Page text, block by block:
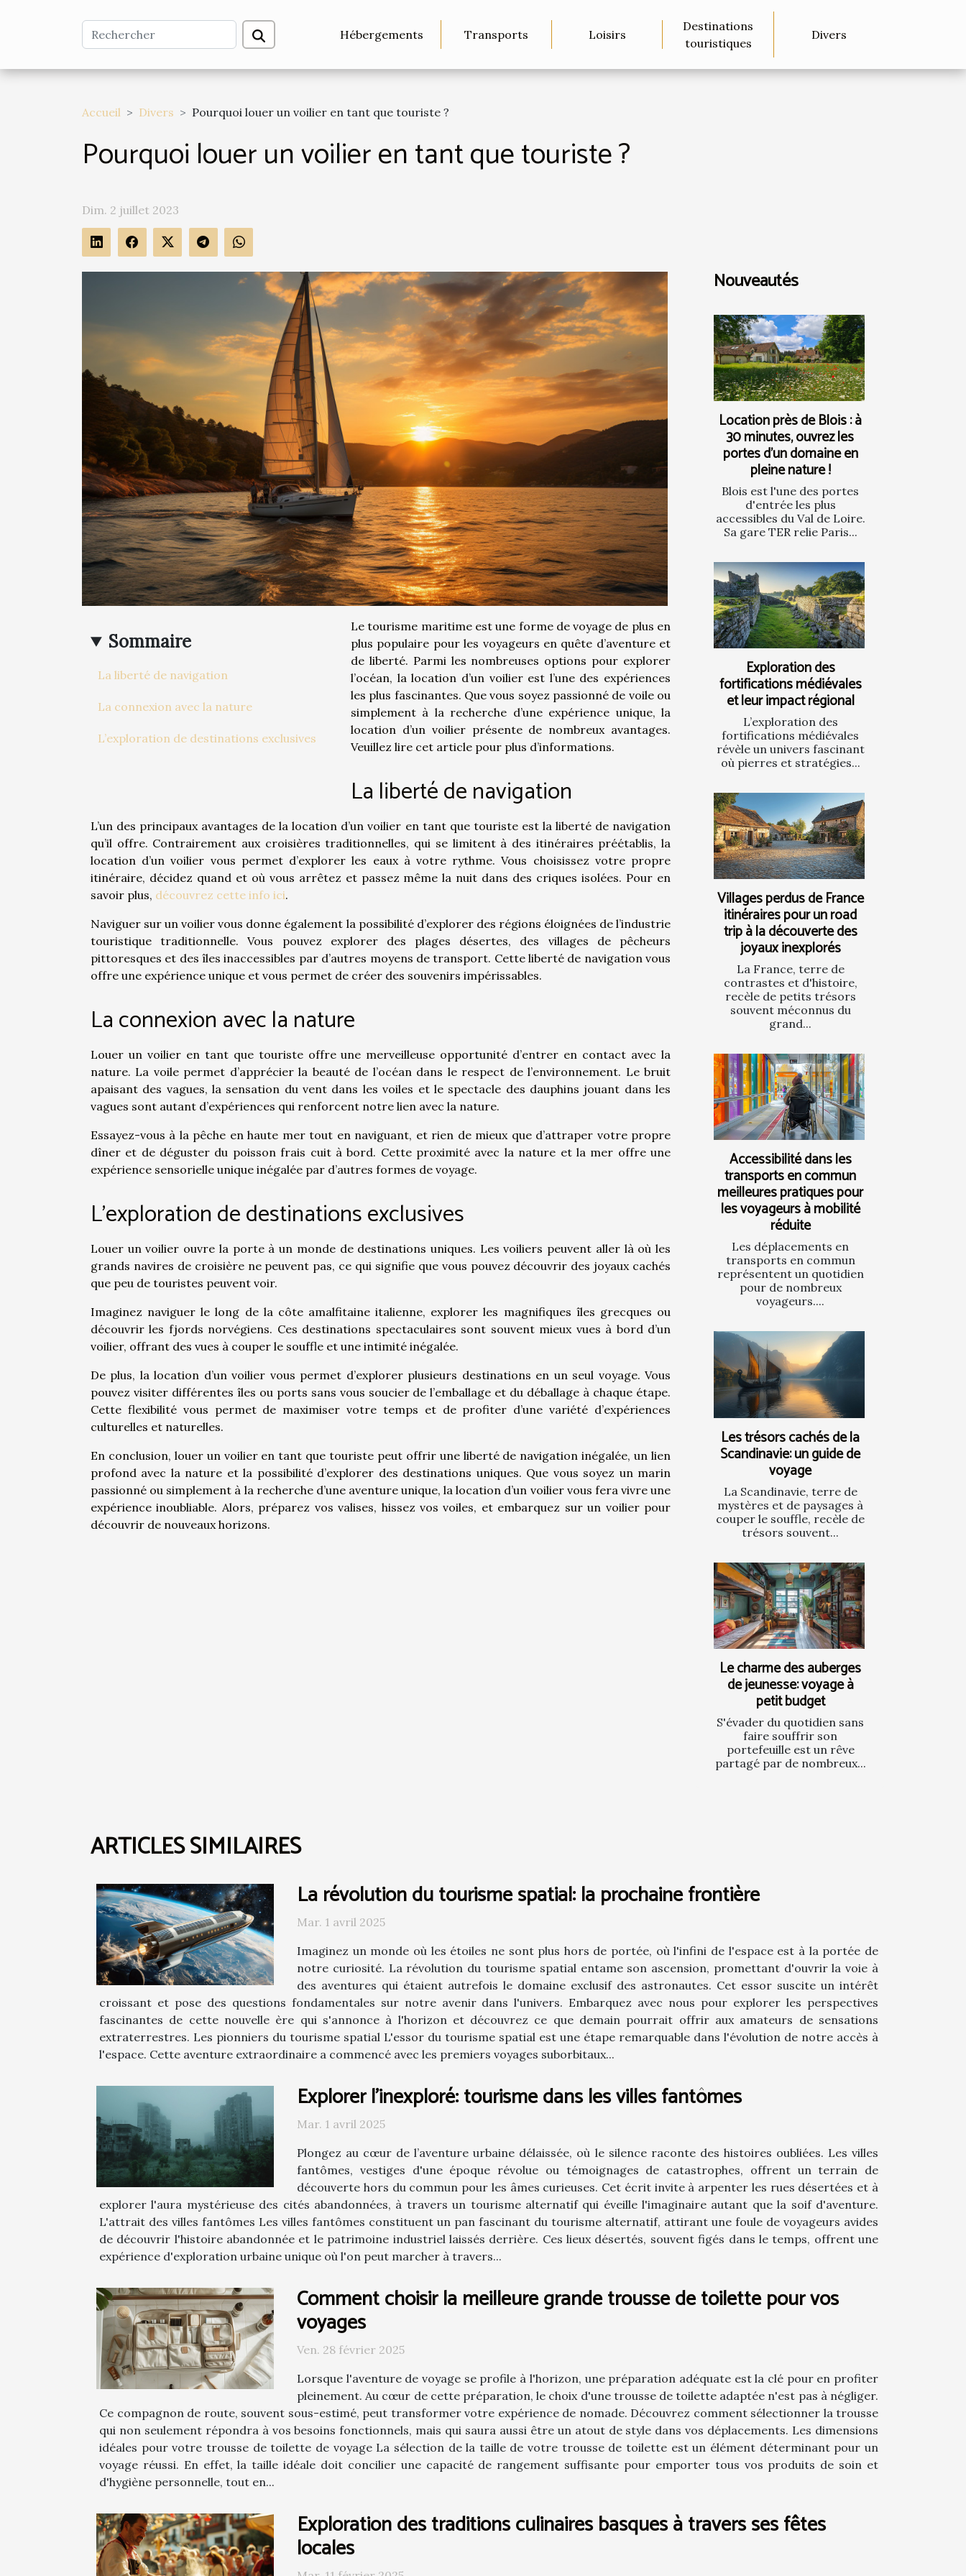
Hébergements Transports Loisirs
Destinations
touristiques
Divers
Accueil Divers Pourquoi louer un voilier en tant que touriste ?
Pourquoi louer un voilier en tant que touriste ?
Dim. 2 juillet 2023
Sommaire
La liberté de navigation
La connexion avec la nature
L’exploration de destinations exclusives
Le tourisme maritime est une forme de voyage de plus en
plus populaire pour les voyageurs en quête d’aventure et
de liberté. Parmi les nombreuses options pour explorer
l’océan, la location d’un voilier est l’une des expériences
les plus fascinantes. Que vous soyez passionné de voile ou
simplement à la recherche d’une expérience unique, la
location d’un voilier présente de nombreux avantages.
Veuillez lire cet article pour plus d’informations.
La liberté de navigation
L’un des principaux avantages de la location d’un voilier en tant que touriste est la liberté de navigation
qu’il offre. Contrairement aux croisières traditionnelles, qui se limitent à des itinéraires préétablis, la
location d’un voilier vous permet d’explorer les eaux à votre rythme. Vous choisissez votre propre
itinéraire, décidez quand et où vous arrêtez et passez même la nuit dans des criques isolées. Pour en
savoir plus, découvrez cette info ici.
Naviguer sur un voilier vous donne également la possibilité d’explorer des régions éloignées de l’industrie
touristique traditionnelle. Vous pouvez explorer des plages désertes, des villages de pêcheurs
pittoresques et des îles inaccessibles par d’autres moyens de transport. Cette liberté de navigation vous
offre une expérience unique et vous permet de créer des souvenirs impérissables.
La connexion avec la nature
Louer un voilier en tant que touriste offre une merveilleuse opportunité d’entrer en contact avec la
nature. La voile permet d’apprécier la beauté de l’océan dans le respect de l’environnement. Le bruit
apaisant des vagues, la sensation du vent dans les voiles et le spectacle des dauphins jouant dans les
vagues sont autant d’expériences qui renforcent notre lien avec la nature.
Essayez-vous à la pêche en haute mer tout en naviguant, et rien de mieux que d’attraper votre propre
dîner et de déguster du poisson frais cuit à bord. Cette proximité avec la nature et la mer offre une
expérience sensorielle unique inégalée par d’autres formes de voyage.
L’exploration de destinations exclusives
Louer un voilier ouvre la porte à un monde de destinations uniques. Les voiliers peuvent aller là où les
grands navires de croisière ne peuvent pas, ce qui signifie que vous pouvez découvrir des joyaux cachés
que peu de touristes peuvent voir.
Imaginez naviguer le long de la côte amalfitaine italienne, explorer les magnifiques îles grecques ou
découvrir les fjords norvégiens. Ces destinations spectaculaires sont souvent mieux vues à bord d’un
voilier, offrant des vues à couper le souffle et une intimité inégalée.
De plus, la location d’un voilier vous permet d’explorer plusieurs destinations en un seul voyage. Vous
pouvez visiter différentes îles ou ports sans vous soucier de l’emballage et du déballage à chaque étape.
Cette flexibilité vous permet de maximiser votre temps et de profiter d’une variété d’expériences
culturelles et naturelles.
En conclusion, louer un voilier en tant que touriste peut offrir une liberté de navigation inégalée, un lien
profond avec la nature et la possibilité d’explorer des destinations uniques. Que vous soyez un marin
passionné ou simplement à la recherche d’une aventure unique, la location d’un voilier vous fera vivre une
expérience inoubliable. Alors, préparez vos valises, hissez vos voiles, et embarquez sur un voilier pour
découvrir de nouveaux horizons.
Nouveautés
Location près de Blois : à
30 minutes, ouvrez les
portes d’un domaine en
pleine nature !
Blois est l'une des portes
d'entrée les plus
accessibles du Val de Loire.
Sa gare TER relie Paris...
Exploration des
fortifications médiévales
et leur impact régional
L’exploration des
fortifications médiévales
révèle un univers fascinant
où pierres et stratégies...
Villages perdus de France
itinéraires pour un road
trip à la découverte des
joyaux inexplorés
La France, terre de
contrastes et d'histoire,
recèle de petits trésors
souvent méconnus du
grand...
Accessibilité dans les
transports en commun
meilleures pratiques pour
les voyageurs à mobilité
réduite
Les déplacements en
transports en commun
représentent un quotidien
pour de nombreux
voyageurs....
Les trésors cachés de la
Scandinavie: un guide de
voyage
La Scandinavie, terre de
mystères et de paysages à
couper le souffle, recèle de
trésors souvent...
Le charme des auberges
de jeunesse: voyage à
petit budget
S'évader du quotidien sans
faire souffrir son
portefeuille est un rêve
partagé par de nombreux...
ARTICLES SIMILAIRES
La révolution du tourisme spatial: la prochaine frontière
Mar. 1 avril 2025
Imaginez un monde où les étoiles ne sont plus hors de portée, où l'infini de l'espace est à la portée de
notre curiosité. La révolution du tourisme spatial entame son ascension, promettant d'ouvrir la voie à
des aventures qui étaient autrefois le domaine exclusif des astronautes. Cet essor suscite un intérêt
croissant et pose des questions fondamentales sur notre avenir dans l'univers. Embarquez avec nous pour explorer les perspectives
fascinantes de cette nouvelle ère qui s'annonce à l'horizon et découvrez ce que demain pourrait offrir aux amateurs de sensations
extraterrestres. Les pionniers du tourisme spatial L'essor du tourisme spatial est une étape remarquable dans l'évolution de notre accès à
l'espace. Cette aventure extraordinaire a commencé avec les premiers voyages suborbitaux...
Explorer l'inexploré: tourisme dans les villes fantômes
Mar. 1 avril 2025
Plongez au cœur de l’aventure urbaine délaissée, où le silence raconte des histoires oubliées. Les villes
fantômes, vestiges d'une époque révolue ou témoignages de catastrophes, offrent un terrain de
découverte hors du commun pour les âmes curieuses. Cet écrit invite à arpenter les rues désertées et à
explorer l'aura mystérieuse des cités abandonnées, à travers un tourisme alternatif qui éveille l'imaginaire autant que la soif d'aventure.
L'attrait des villes fantômes Les villes fantômes constituent un pan fascinant du tourisme alternatif, attirant une foule de voyageurs avides
de découvrir l'histoire abandonnée et le patrimoine industriel laissés derrière. Ces lieux désertés, souvent figés dans le temps, offrent une
expérience d'exploration urbaine unique où l'on peut marcher à travers...
Comment choisir la meilleure grande trousse de toilette pour vos
voyages
Ven. 28 février 2025
Lorsque l'aventure de voyage se profile à l'horizon, une préparation adéquate est la clé pour en profiter
pleinement. Au cœur de cette préparation, le choix d'une trousse de toilette adaptée n'est pas à négliger.
Ce compagnon de route, souvent sous-estimé, peut transformer votre expérience de nomade. Découvrez comment sélectionner la trousse
qui non seulement répondra à vos besoins fonctionnels, mais qui saura aussi être un atout de style dans vos déplacements. Les dimensions
idéales pour votre trousse de toilette de voyage La sélection de la taille de votre trousse de toilette est un élément déterminant pour un
voyage réussi. En effet, la taille idéale doit concilier une capacité de rangement suffisante pour emporter tous vos produits de soin et
d'hygiène personnelle, tout en...
Exploration des traditions culinaires basques à travers ses fêtes
locales